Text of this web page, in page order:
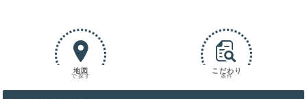
地図
で探す
こだわり
条件